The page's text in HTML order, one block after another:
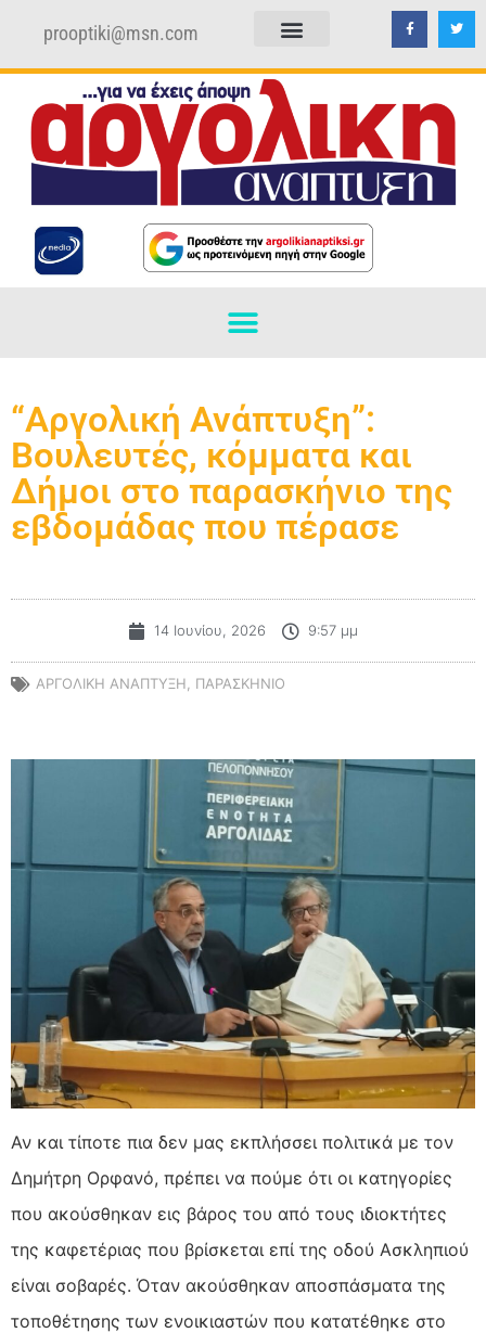
prooptiki@msn.com
“Αργολική Ανάπτυξη”:
Βουλευτές, κόμματα και
Δήμοι στο παρασκήνιο της
εβδομάδας που πέρασε
14 Ιουνίου, 2026 9:57 μμ
ΑΡΓΟΛΙΚΗ ΑΝΑΠΤΥΞΗ, ΠΑΡΑΣΚΗΝΙΟ
Αν και τίποτε πια δεν μας εκπλήσσει πολιτικά με τον
Δημήτρη Ορφανό, πρέπει να πούμε ότι οι κατηγορίες
που ακούσθηκαν εις βάρος του από τους ιδιοκτήτες
της καφετέριας που βρίσκεται επί της οδού Ασκληπιού
είναι σοβαρές. Όταν ακούσθηκαν αποσπάσματα της
τοποθέτησης των ενοικιαστών που κατατέθηκε στο